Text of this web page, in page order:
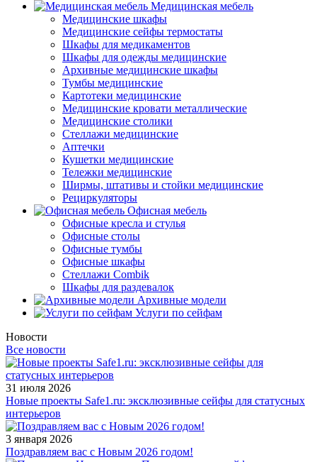
Медицинская мебель
Медицинские шкафы
Медицинские сейфы термостаты
Шкафы для медикаментов
Шкафы для одежды медицинские
Архивные медицинские шкафы
Тумбы медицинские
Картотеки медицинские
Медицинские кровати металлические
Медицинские столики
Стеллажи медицинские
Аптечки
Кушетки медицинские
Тележки медицинские
Ширмы, штативы и стойки медицинские
Рециркуляторы
Офисная мебель
Офисные кресла и стулья
Офисные столы
Офисные тумбы
Офисные шкафы
Стеллажи Combik
Шкафы для раздевалок
Архивные модели
Услуги по сейфам
Новости
Все новости
31 июля 2026
Новые проекты Safe1.ru: эксклюзивные сейфы для статусных
интерьеров
3 января 2026
Поздравляем вас с Новым 2026 годом!